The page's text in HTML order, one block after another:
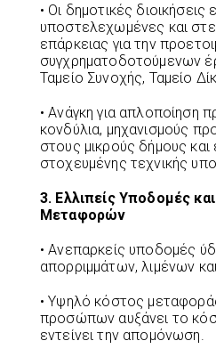
• Οι δημοτικές διοικήσεις
υποστελεχωμένες και
επάρκειας για την
συγχρηματοδοτούμενων
Ταμείο Συνοχής, Ταμείο
• Ανάγκη για απλοποίηση
κονδύλια, μηχανισμούς
στους μικρούς δήμους και
στοχευμένης τεχνικής
3. Ελλιπείς Υποδομές
Μεταφορών
• Ανεπαρκείς υποδομές
απορριμμάτων, λιμένων
• Υψηλό κόστος
προσώπων αυξάνει το
εντείνει την απομόνωση.